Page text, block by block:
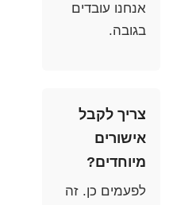
אנחנו עובדים
בגובה.
צריך לקבל
אישורים
מיוחדים?
לפעמים כן. זה